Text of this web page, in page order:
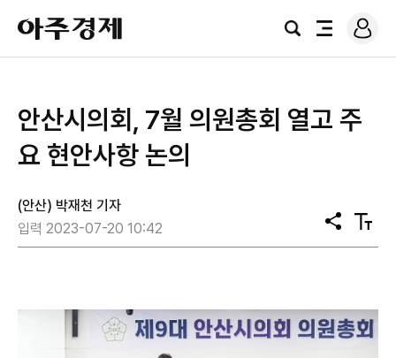
아
주
경
검
전
로
그
안산시의회, 7월 의원총회 열고 주
요 현안사항 논의
(안산) 박재천 기자
입력 2023-07-20 10:42
공
유
텍
스